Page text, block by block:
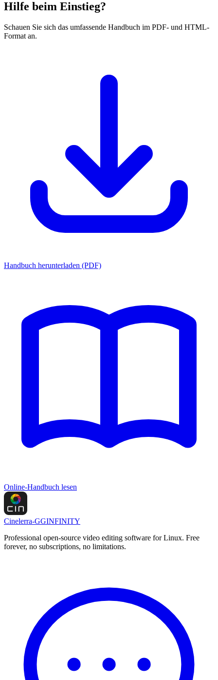
Hilfe beim Einstieg?
Schauen Sie sich das umfassende Handbuch im PDF- und HTML-
Format an.
Handbuch herunterladen (PDF)
Online-Handbuch lesen
Cinelerra-GGINFINITY
Professional open-source video editing software for Linux. Free
forever, no subscriptions, no limitations.